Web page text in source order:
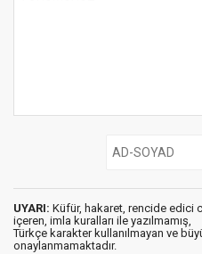
UYARI: Küfür, hakaret, rencide edici
içeren, imla kuralları ile yazılmamış,
Türkçe karakter kullanılmayan ve
onaylanmamaktadır.